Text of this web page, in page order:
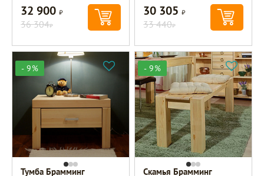
32 900Р
36 304Р
30 305Р
33 440Р
- 9%
Тумба Брамминг
- 9%
Скамья Брамминг